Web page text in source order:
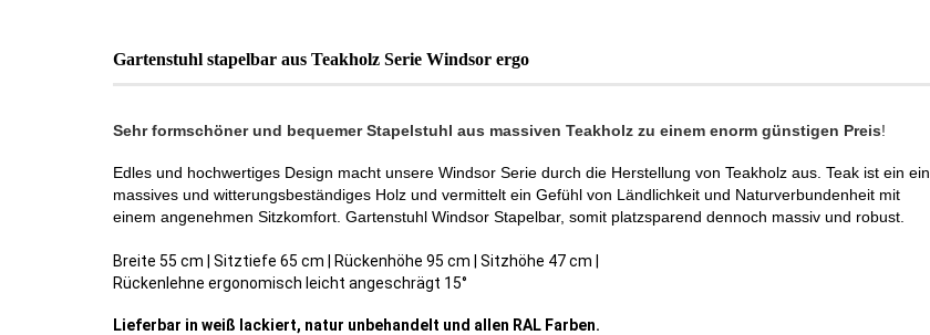
Gartenstuhl stapelbar aus Teakholz Serie Windsor ergo
Sehr formschöner und bequemer Stapelstuhl aus massiven Teakholz zu einem enorm günstigen Preis!
Edles und hochwertiges Design macht unsere Windsor Serie durch die Herstellung von Teakholz aus. Teak ist ein ein
massives und witterungsbeständiges Holz und vermittelt ein Gefühl von Ländlichkeit und Naturverbundenheit mit
einem angenehmen Sitzkomfort. Gartenstuhl Windsor Stapelbar, somit platzsparend dennoch massiv und robust.
Breite 55 cm | Sitztiefe 65 cm | Rückenhöhe 95 cm | Sitzhöhe 47 cm |
Rückenlehne ergonomisch leicht angeschrägt 15°
Lieferbar in weiß lackiert, natur unbehandelt und allen RAL Farben.